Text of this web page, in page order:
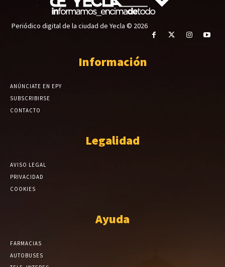
Periódico digital de la ciudad de Yecla © 2026
Información
ANÚNCIATE EN EPY
SUBSCRIBIRSE
CONTACTO
Legalidad
AVISO LEGAL
PRIVACIDAD
COOKIES
Ayuda
FARMACIAS
AUTOBUSES